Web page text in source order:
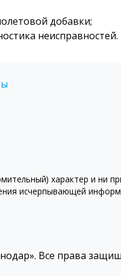
добавки;
неисправностей.
характер и ни
исчерпывающей
Все права